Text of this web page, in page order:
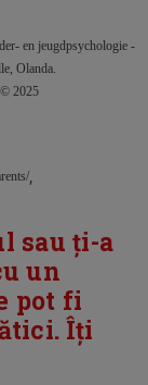
en jeugdpsychologie -
Olanda.
© 2025
,
sau ți-a
un
pot fi
Îți